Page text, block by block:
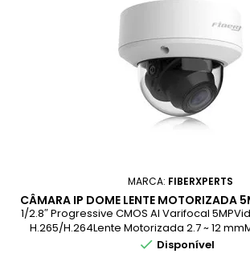
MARCA: FIBERXPERTS
CÂMARA IP DOME LENTE MOTORIZADA
IP66 POE AI SERIES
1/2.8″ Progressive CMOS AI Varifocal
H.265/H.264Lente Motorizada 2.7 ~ 12
(2592×1944)Video Analytics | Face
 Disponível